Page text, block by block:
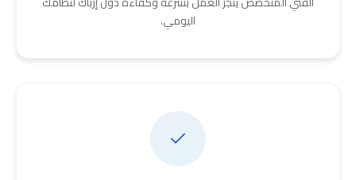
اليومي.